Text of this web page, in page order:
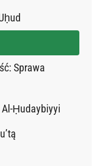
Sprawa
Ḥudaybiyyi